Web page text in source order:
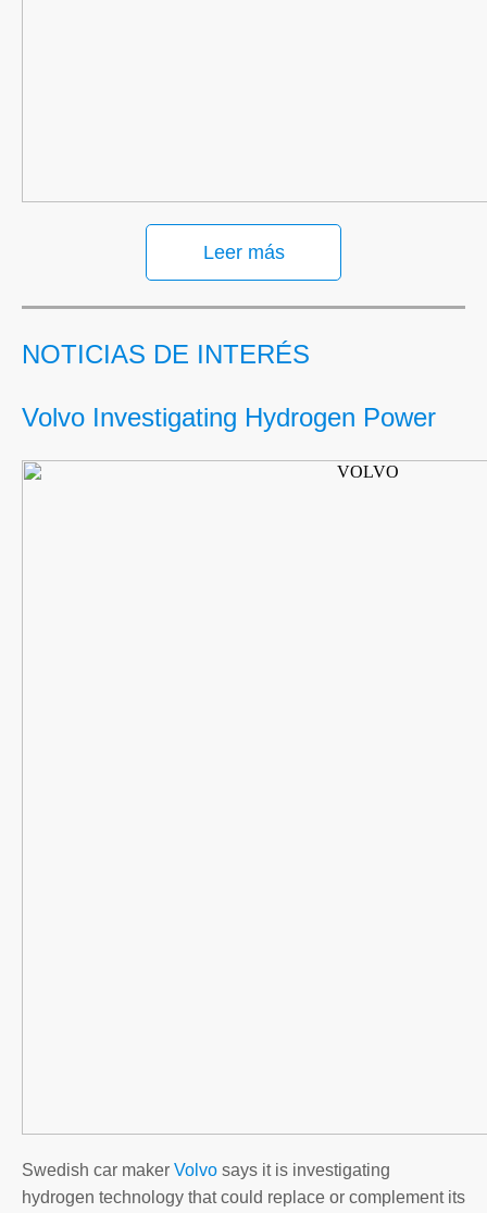
Leer más
NOTICIAS DE INTERÉS
Volvo Investigating Hydrogen Power
Swedish car maker Volvo says it is investigating
hydrogen technology that could replace or complement its